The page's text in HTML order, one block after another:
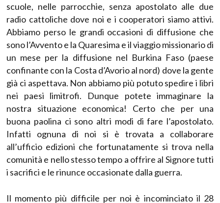
scuole, nelle parrocchie, senza apostolato alle due
radio cattoliche dove noi e i cooperatori siamo attivi.
Abbiamo perso le grandi occasioni di diffusione che
sono l’Avvento e la Quaresima e il viaggio missionario di
un mese per la diffusione nel Burkina Faso (paese
confinante con la Costa d’Avorio al nord) dove la gente
già ci aspettava. Non abbiamo più potuto spedire i libri
nei paesi limitrofi. Dunque potete immaginare la
nostra situazione economica! Certo che per una
buona paolina ci sono altri modi di fare l’apostolato.
Infatti ognuna di noi si è trovata a collaborare
all’ufficio edizioni che fortunatamente si trova nella
comunità e nello stesso tempo a offrire al Signore tutti
i sacrifici e le rinunce occasionate dalla guerra.
Il momento più difficile per noi è incominciato il 28